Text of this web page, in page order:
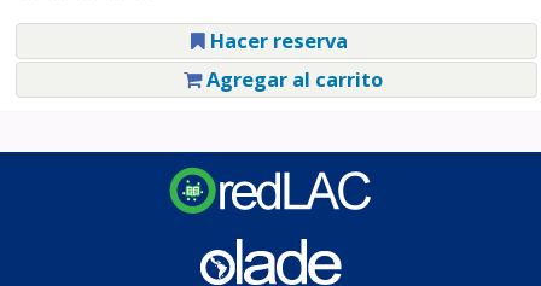
Hacer reserva
Agregar al carrito